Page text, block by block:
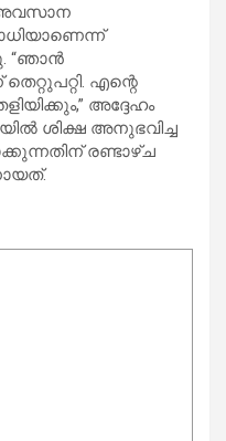
“ഞാൻ
എന്റെ
അദ്ദേഹം
ശിക്ഷ അനുഭവിച്ച
രണ്ടാഴ്ച